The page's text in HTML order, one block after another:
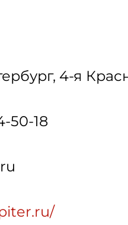
, 4-я
50-18